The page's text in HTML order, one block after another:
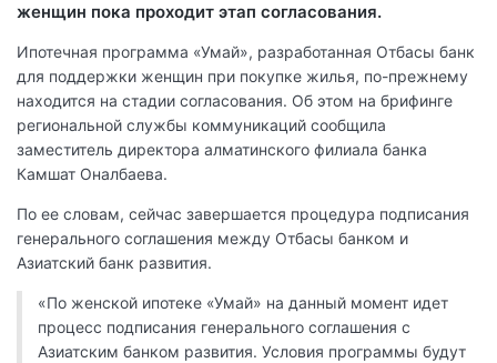
женщин пока проходит этап согласования.
Ипотечная программа «Умай», разработанная Отбасы банк
для поддержки женщин при покупке жилья, по-прежнему
находится на стадии согласования. Об этом на брифинге
региональной службы коммуникаций сообщила
заместитель директора алматинского филиала банка
Камшат Оналбаева.
По ее словам, сейчас завершается процедура подписания
генерального соглашения между Отбасы банком и
Азиатский банк развития.
«По женской ипотеке «Умай» на данный момент идет
процесс подписания генерального соглашения с
Азиатским банком развития. Условия программы будут